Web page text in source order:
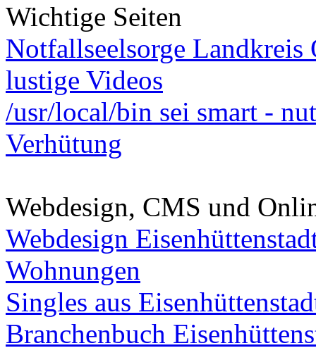
Wichtige Seiten
Notfallseelsorge Landkreis
lustige Videos
/usr/local/bin sei smart -
Verhütung
Webdesign, CMS und
Webdesign
Wohnungen
Singles aus
Branchenbuch